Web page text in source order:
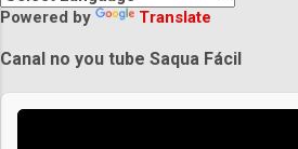
Powered by Translate
Canal no you tube Saqua Fácil